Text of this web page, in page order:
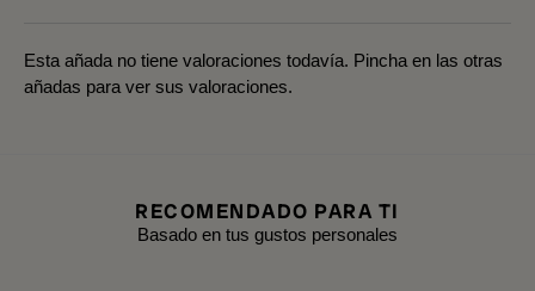
Esta añada no tiene valoraciones todavía. Pincha en las otras
añadas para ver sus valoraciones.
RECOMENDADO PARA TI
Basado en tus gustos personales